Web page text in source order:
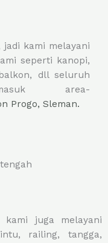
kami melayani
seperti kanopi,
dll seluruh
area-
Progo, Sleman.
juga melayani
railing, tangga,